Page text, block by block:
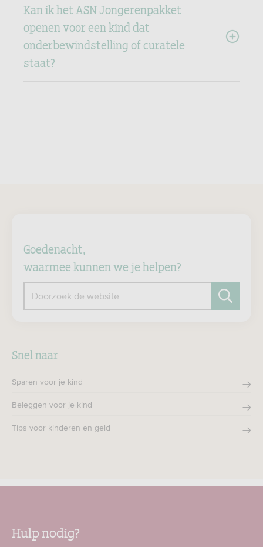
Kan ik het ASN Jongerenpakket
openen voor een kind dat
onderbewindstelling of curatele
staat?
Goedenacht,
waarmee kunnen we je helpen?
Doorzoek de website
Snel naar
Sparen voor je kind
Beleggen voor je kind
Tips voor kinderen en geld
Hulp nodig?